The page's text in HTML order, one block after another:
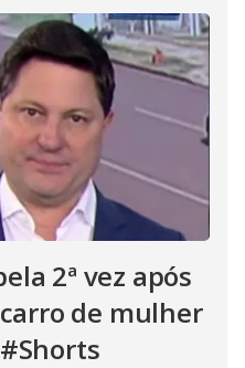
2ª vez após
de mulher